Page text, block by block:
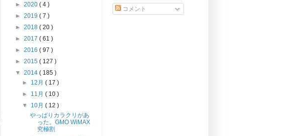
► 2020 ( 4 )
► 2019 ( 7 )
► 2018 ( 20 )
► 2017 ( 61 )
► 2016 ( 97 )
► 2015 ( 127 )
▼ 2014 ( 185 )
► 12月( 17 )
► 11月( 10 )
▼ 10月( 12 )
やっぱりカラクリがあ
った。GMO WiMAX
究極割
コメント